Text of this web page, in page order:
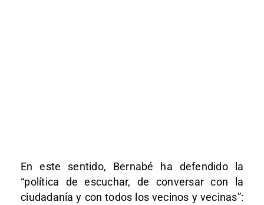
En este sentido, Bernabé ha defendido la
“política de escuchar, de conversar con la
ciudadanía y con todos los vecinos y vecinas”: